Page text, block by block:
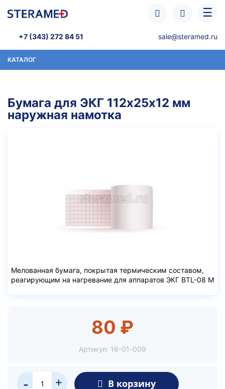
☰
+7 (343) 272 84 51 sale@steramed.ru
КАТАЛОГ
Бумага для ЭКГ 112х25х12 мм
наружная намотка
Мелованная бумага, покрытая термическим составом,
реагирующим на нагревание для аппаратов ЭКГ BTL-08 М
80 ₽
Артикул: 16-01-009
- + В корзину